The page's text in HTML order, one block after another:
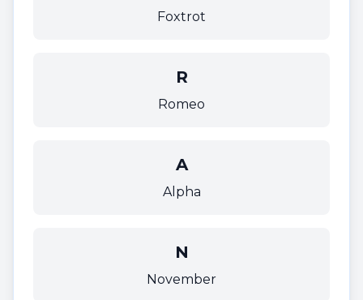
Foxtrot
R
Romeo
A
Alpha
N
November